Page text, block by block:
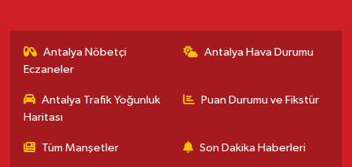
Antalya Nöbetçi
Eczaneler
Antalya Hava Durumu
Antalya Trafik Yoğunluk
Haritası
Puan Durumu ve Fikstür
Tüm Manşetler Son Dakika Haberleri